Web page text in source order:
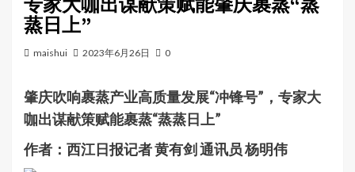
蒸日上”
maishui 2023年6月26日 0
肇庆吹响裹蒸产业高质量发展“冲锋号”，专家大
咖出谋献策赋能裹蒸“蒸蒸日上”
作者：西江日报记者 黄有剑 通讯员 杨明伟